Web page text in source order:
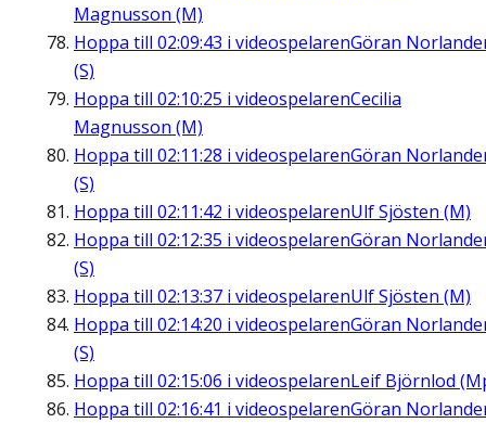
Magnusson (M)
Hoppa till 02:09:43 i videospelarenGöran
(S)
Hoppa till 02:10:25 i videospelarenCecilia
Magnusson (M)
Hoppa till 02:11:28 i videospelarenGöran
(S)
Hoppa till 02:11:42 i videospelarenUlf Sjösten (M)
Hoppa till 02:12:35 i videospelarenGöran
(S)
Hoppa till 02:13:37 i videospelarenUlf Sjösten (M)
Hoppa till 02:14:20 i videospelarenGöran
(S)
Hoppa till 02:15:06 i videospelarenLeif Björnlod
Hoppa till 02:16:41 i videospelarenGöran